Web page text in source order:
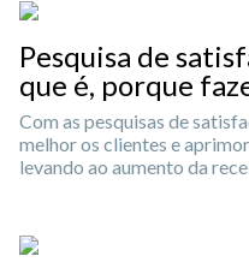
Pesquisa de
que é, porque
Com as pesquisas de
melhor os clientes e
levando ao aumento da